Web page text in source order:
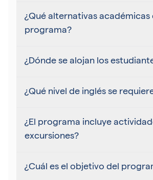
¿Qué alternativas académicas
programa?
¿Dónde se alojan los
¿Qué nivel de inglés se
¿El programa incluye
excursiones?
¿Cuál es el objetivo del